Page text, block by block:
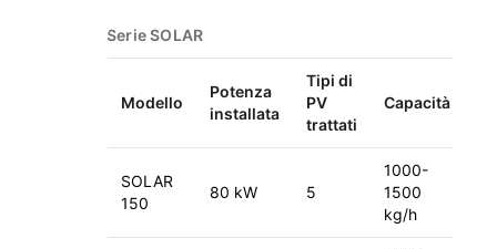
Serie SOLAR
Modello
Potenza
installata
Tipi di
PV
trattati
Capacità
SOLAR
150
80 kW 5
1000-
1500
kg/h